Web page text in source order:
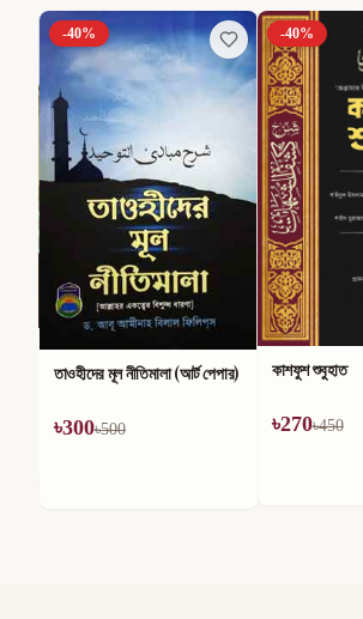
-40%
তাওহীদের মূল নীতিমালা (আর্ট পেপার)
৳300৳500
-40%
কাশফুশ শুবুহাত
৳270৳450